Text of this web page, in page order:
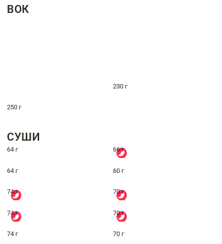
ВОК
230 г
250 г
СУШИ
64 г 66 г
64 г 60 г
74 г 70 г
74 г 70 г
74 г 70 г